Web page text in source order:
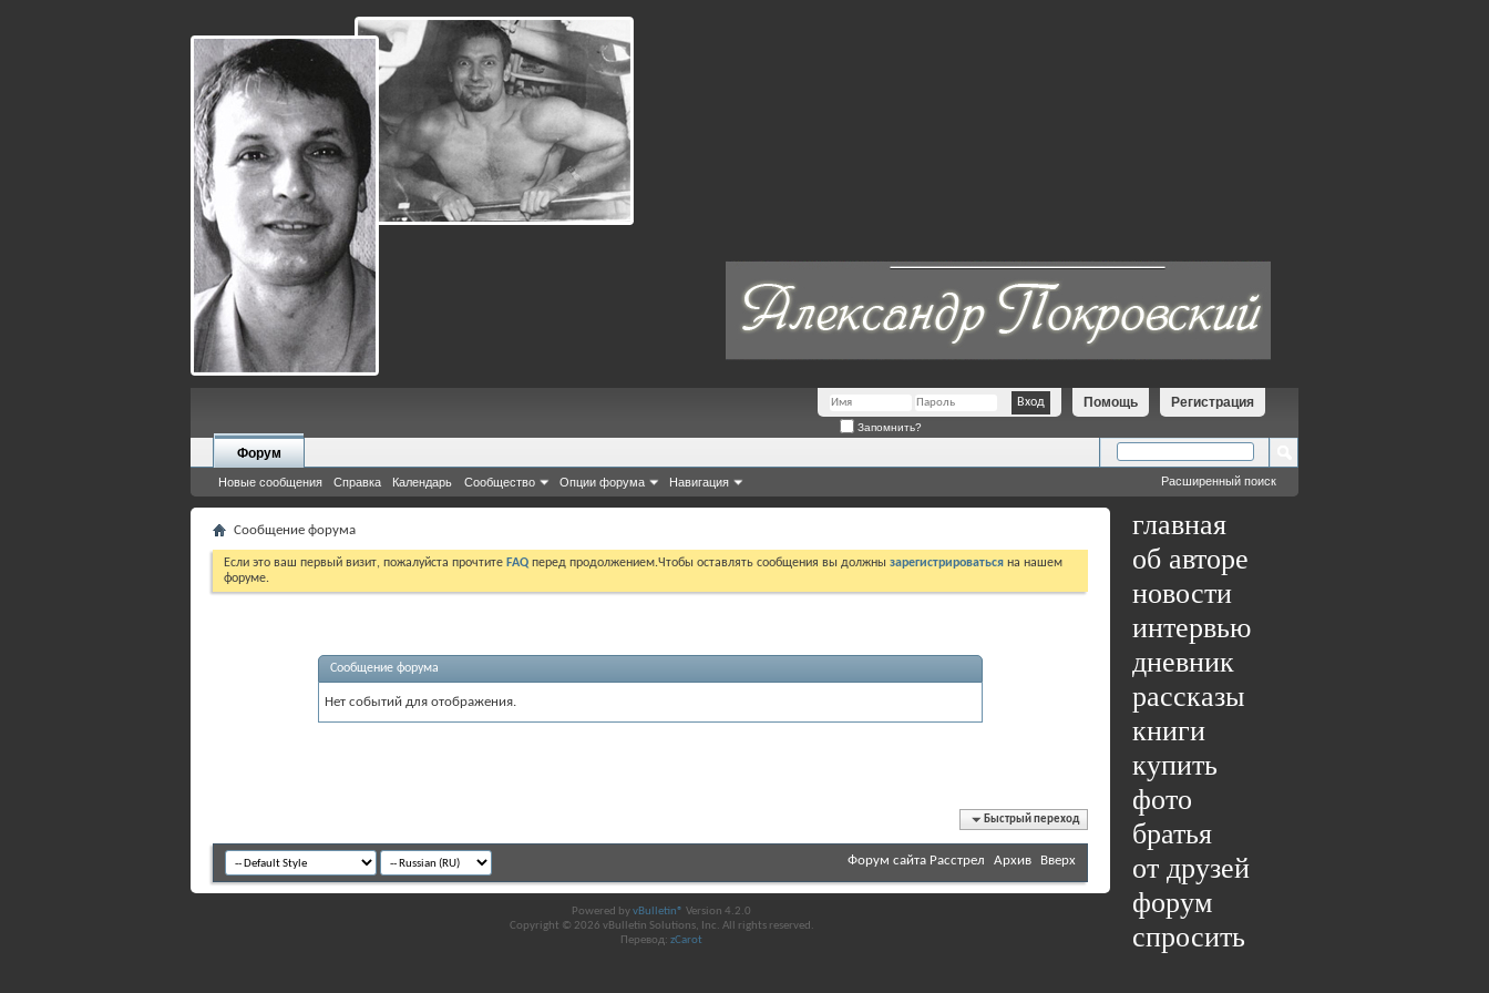
Регистрация
Помощь
Запомнить?
Форум
Новые сообщения Справка Календарь Сообщество Опции форума Навигация Расширенный поиск
главная
об авторе
новости
интервью
дневник
рассказы
книги
купить
фото
братья
от друзей
форум
спросить
Сообщение форума
Если это ваш первый визит, пожалуйста прочтите FAQ перед продолжением.Чтобы оставлять сообщения вы должны зарегистрироваться на нашем
форуме.
Сообщение форума
Нет событий для отображения.
Быстрый переход
Форум сайта Расстрел Архив Вверх
Powered byvBulletin® Version 4.2.0
Copyright © 2026 vBulletin Solutions, Inc. All rights reserved.
Перевод: zCarot